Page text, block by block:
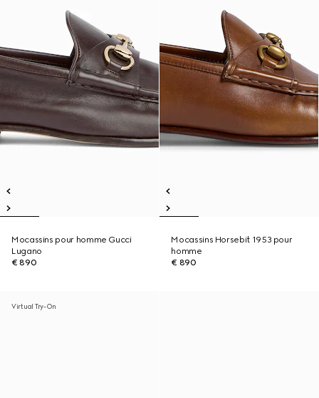
Mocassins pour homme Gucci
Lugano
€ 890
Mocassins Horsebit 1953 pour
homme
€ 890
Virtual Try-On